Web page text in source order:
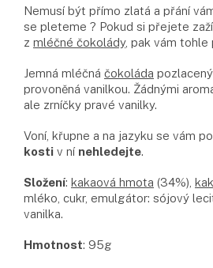
Nemusí být přímo zlatá a přání
se pleteme ? Pokud si přejete
z mléčné čokolády, pak vám tohle
Jemná mléčná čokoláda
provoněná vanilkou. Žádnými
ale zrníčky pravé vanilky.
Voní, křupne a na jazyku se vám
kosti v ní nehledejte.
Složení: kakaová hmota (34%),
mléko, cukr, emulgátor: sójový
vanilka.
Hmotnost: 95g